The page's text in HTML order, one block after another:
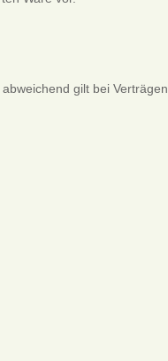
gilt bei Verträgen